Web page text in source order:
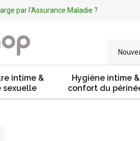
par l'Assurance Maladie ?
intime &
sexuelle
Hygiène intime &
confort du